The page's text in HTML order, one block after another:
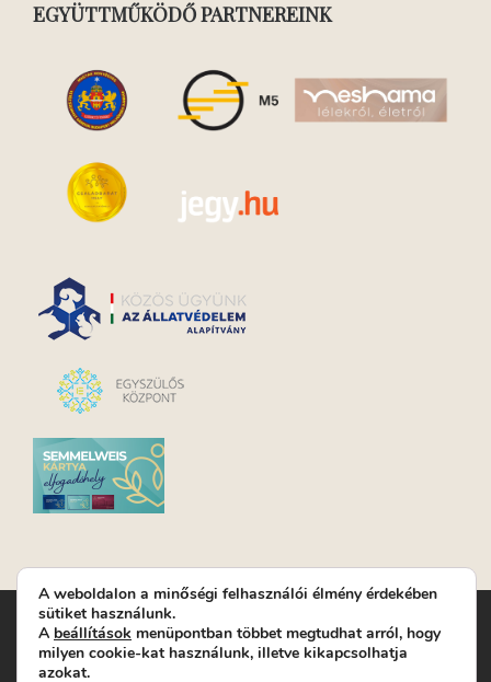
EGYÜTTMŰKÖDŐ PARTNEREINK
Turay Ida Színház Közhasznú Nonprofit Kft. | Működési
helyszín: Turay Ida Színház 1089 Budapest, Kálvária tér 6. |
Levelezési cím: 1089 Budapest, Kálvária tér 14. | Titkárság:
A weboldalon a minőségi felhasználói élmény érdekében
sütiket használunk.
A beállítások menüpontban többet megtudhat arról, hogy
milyen cookie-kat használunk, illetve kikapcsolhatja
azokat.